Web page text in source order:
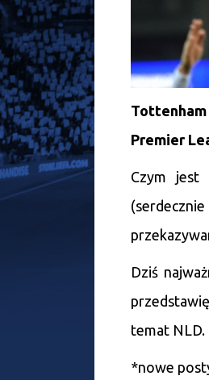
Premier
Czym jest
Dziś
temat NLD.
*nowe